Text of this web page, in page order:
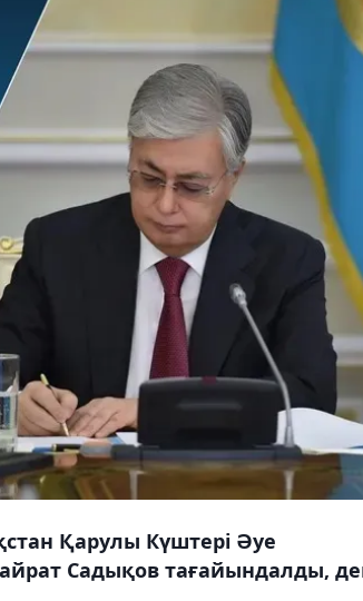
Қарулы Күштері Әуе
Садықов тағайындалды,